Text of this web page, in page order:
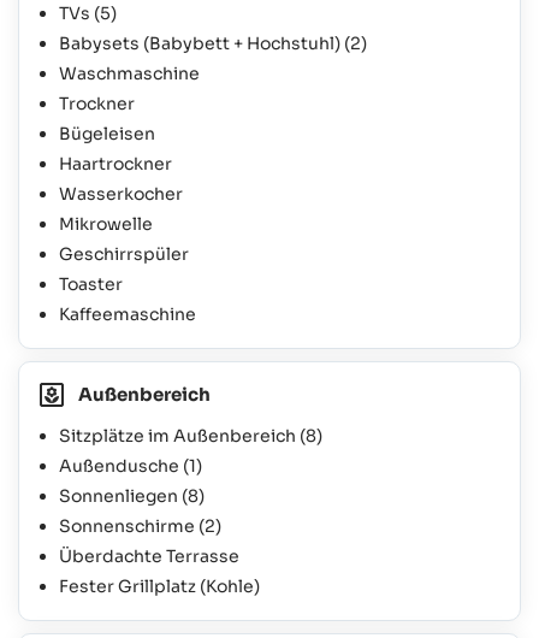
TVs (5)
Babysets (Babybett + Hochstuhl) (2)
Waschmaschine
Trockner
Bügeleisen
Haartrockner
Wasserkocher
Mikrowelle
Geschirrspüler
Toaster
Kaffeemaschine
Außenbereich
Sitzplätze im Außenbereich (8)
Außendusche (1)
Sonnenliegen (8)
Sonnenschirme (2)
Überdachte Terrasse
Fester Grillplatz (Kohle)